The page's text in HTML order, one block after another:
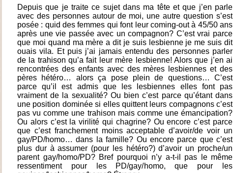
Depuis que je traite ce sujet dans ma tête et que j’en parle
avec des personnes autour de moi, une autre question s’est
posée : quid des femmes qui font leur coming-out à 45/50 ans
après une vie passée avec un compagnon? C’est vrai parce
que moi quand ma mère a dit je suis lesbienne je me suis dit
ouais vila. Et puis j’ai jamais entendu des personnes parler
de la trahison qu’a fait leur mère lesbienne! Alors que j’en ai
rencontrées des enfants avec des mères lesbiennes et des
pères hétéro… alors ça pose plein de questions… C’est
parce qu’il est admis que les lesbiennes elles font pas
vraiment de la sexualité? Ou bien c’est parce qu’étant dans
une position dominée si elles quittent leurs compagnons c’est
pas vu comme une trahison mais comme une émancipation?
Ou alors c’est la virilité qui chagrine? Ou encore c’est parce
que c’est franchement moins acceptable d’avoir/de voir un
gay/PD/homo… dans la famille? Ou encore parce que c’est
plus dur à assumer (pour les hétéro?) d’avoir un proche/un
parent gay/homo/PD? Bref pourquoi n’y a-t-il pas le même
ressentiment pour les PD/gay/homo, que pour les